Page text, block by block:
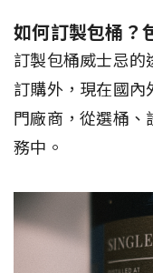
如何訂製包桶？
訂製包桶威士忌的
訂購外，現在國
門廠商，從選桶、
務中。